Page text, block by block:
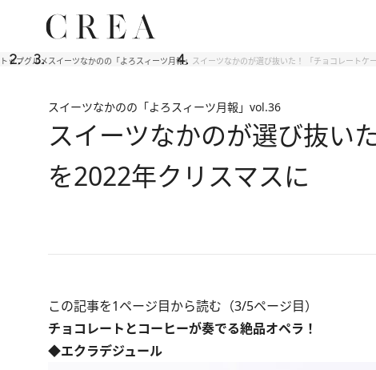
トップグルメスイーツなかのの「よろスィーツ月報」 スイーツなかのが選び抜いた！ 「チョコレート
スイーツなかのの「よろスィーツ月報」 vol.36
スイーツなかのが選び抜い
を2022年クリスマスに
この記事を1ページ目から読む（3/5ページ目）
チョコレートとコーヒーが奏でる絶品オペラ！
◆エクラデジュール